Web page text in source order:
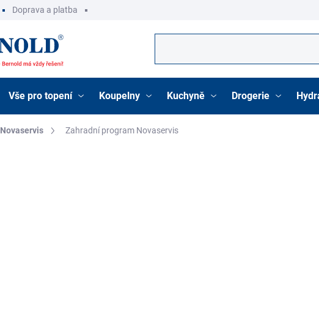
Doprava a platba
Vše pro topení Koupelny Kuchyně Drogerie
Novaservis Zahradní program Novaservis